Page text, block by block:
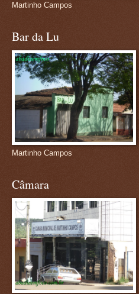
Martinho Campos
Bar da Lu
Martinho Campos
Câmara